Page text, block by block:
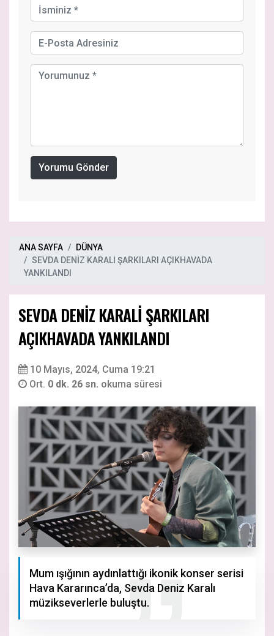
Yorumu Gönder
ANA SAYFA
DÜNYA
SEVDA DENİZ KARALİ ŞARKILARI AÇIKHAVADA
YANKILANDI
SEVDA DENİZ KARALİ ŞARKILARI
AÇIKHAVADA YANKILANDI
10 Mayıs, 2024, Cuma 19:21
Ort. 0 dk. 26 sn. okuma süresi
Mum ışığının aydınlattığı ikonik konser serisi
Hava Kararınca’da, Sevda Deniz Karalı
müzikseverlerle buluştu.